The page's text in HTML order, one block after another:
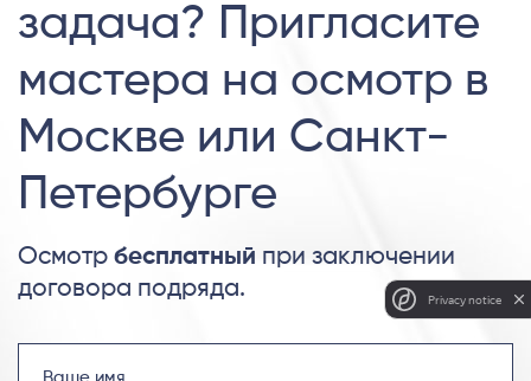
задача? Пригласите
мастера на осмотр в
Москве или Санкт-
Петербурге
Осмотр бесплатный при заключении
договора подряда.
Privacy notice